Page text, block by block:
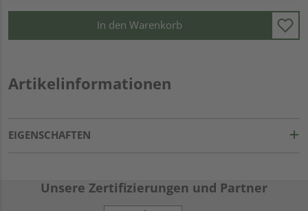
In den Warenkorb
Artikelinformationen
EIGENSCHAFTEN
Unsere Zertifizierungen und Partner